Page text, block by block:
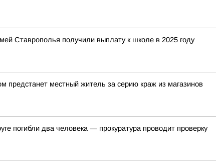
Ставрополья получили выплату к школе в 2025 году
предстанет местный житель за серию краж из магазинов
погибли два человека — прокуратура проводит проверку